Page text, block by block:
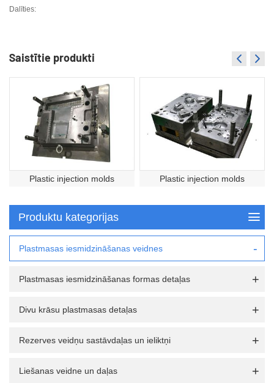
Dalīties:
Saistītie produkti
Plastic injection molds Plastic injection molds
Produktu kategorijas
Plastmasas iesmidzināšanas veidnes
Plastmasas iesmidzināšanas formas detaļas
Divu krāsu plastmasas detaļas
Rezerves veidņu sastāvdaļas un ieliktņi
Liešanas veidne un daļas